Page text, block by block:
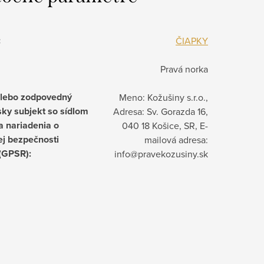
ČIAPKY
Pravá norka
zodpovedný
subjekt so sídlom
nariadenia o
bezpečnosti
:
Meno: Kožušiny s.r.o.,
Adresa: Sv. Gorazda 16,
040 18 Košice, SR, E-
mailová adresa:
info@pravekozusiny.sk